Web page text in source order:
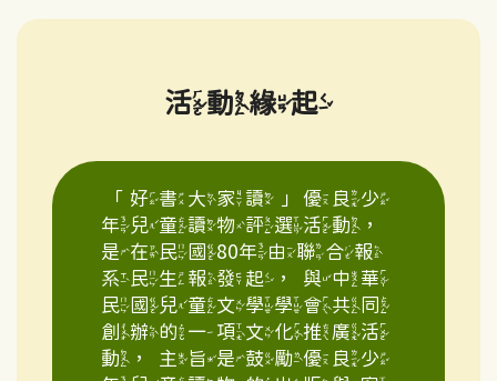
活動緣起
「好書大家讀」優良少
年兒童讀物評選活動，
是在民國80年由聯合報
系民生報發起，與中華
民國兒童文學學會共同
創辦的一項文化推廣活
動，主旨是鼓勵優良少